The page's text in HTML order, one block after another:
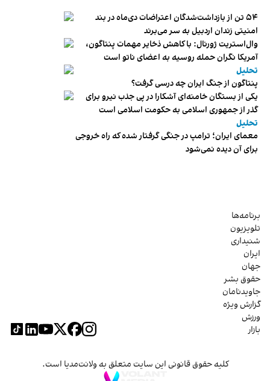
۵۴ تن از بازداشت‌شدگان اعتراضات دی‌ماه در بند
امنیتی زندان اردبیل به سر می‌برند
وال‌استریت ژورنال: با کاهش ذخایر مهمات پنتاگون،
آمریکا نگران حمله روسیه به اعضای ناتو‌ است
تحلیل
پنتاگون از جنگ ایران چه درسی گرفت؟
یکی از بستگان خامنه‌ای آشکارا در پی جذب نیرو برای
گذر از جمهوری اسلامی به حکومت اسلامی است
تحلیل
معمای ایران؛ ترامپ در جنگی گرفتار شده که راه خروجی
برای آن دیده نمی‌شود
برنامه‌ها
تلویزیون
شنیداری
ایران
جهان
حقوق بشر
جاویدنامان
گزارش ویژه
ورزش
بازار
کلیه حقوق قانونی این سایت متعلق به ولانت‌مدیا است.